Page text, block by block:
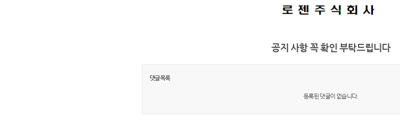
공지 사항 꼭 확인 부탁드립니다
댓글목록
등록된 댓글이 없습니다.